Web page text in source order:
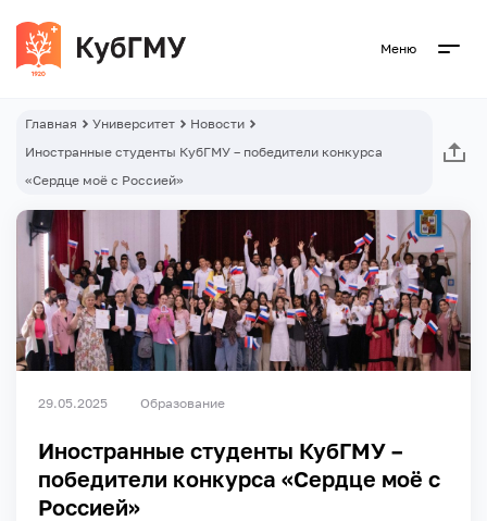
Меню
Главная Университет
Новости
Иностранные студенты КубГМУ – победители конкурса
«Сердце моё с Россией»
29.05.2025 Образование
Иностранные студенты КубГМУ –
победители конкурса «Сердце моё с
Россией»